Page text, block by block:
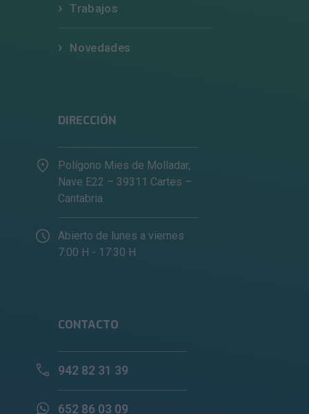
Trabajos
Novedades
DIRECCIÓN
Polígono Mies de Molladar,
Nave E22 – 39311 Cartes –
Cantabria
Abierto de lunes a viernes
7:00 H - 17:30 H
CONTACTO
942 82 31 39
652 86 03 09